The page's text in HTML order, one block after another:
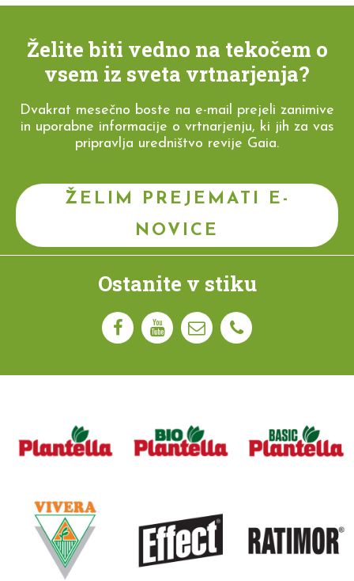
Želite biti vedno na tekočem o
vsem iz sveta vrtnarjenja?
Dvakrat mesečno boste na e-mail prejeli zanimive
in uporabne informacije o vrtnarjenju, ki jih za vas
pripravlja uredništvo revije Gaia.
ŽELIM PREJEMATI E-
NOVICE
Ostanite v stiku